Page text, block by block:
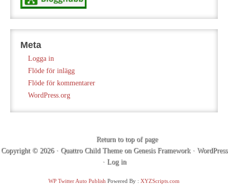
Meta
Logga in
Flöde för inlägg
Flöde för kommentarer
WordPress.org
Return to top of page
Copyright © 2026 · Quattro Child Themeon Genesis Framework· WordPress
· Log in
WP Twitter Auto Publish Powered By : XYZScripts.com